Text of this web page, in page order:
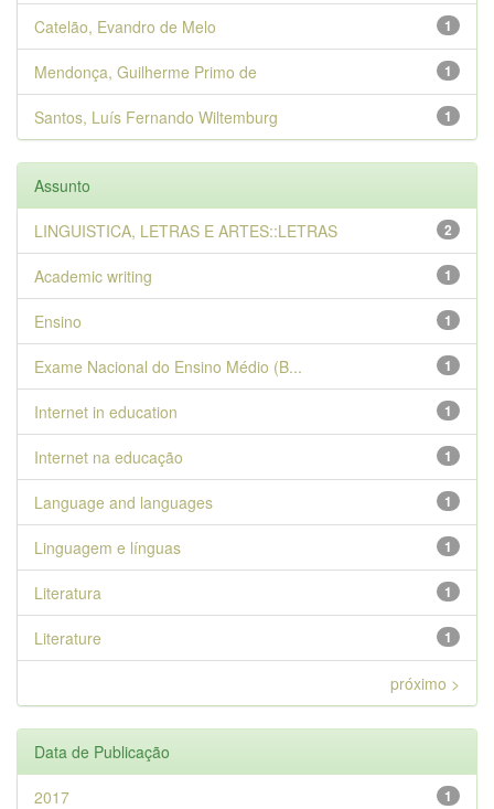
1
Catelão, Evandro de Melo
1
Mendonça, Guilherme Primo de
1
Santos, Luís Fernando Wiltemburg
Assunto
2
LINGUISTICA, LETRAS E ARTES::LETRAS
1
Academic writing
1
Ensino
1
Exame Nacional do Ensino Médio (B...
1
Internet in education
1
Internet na educação
1
Language and languages
1
Linguagem e línguas
1
Literatura
1
Literature
próximo >
Data de Publicação
1
2017